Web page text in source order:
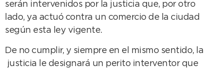
serán intervenidos por la justicia que, por otro
lado, ya actuó contra un comercio de la ciudad
según esta ley vigente.
De no cumplir, y siempre en el mismo sentido, la
justicia le designará un perito interventor que